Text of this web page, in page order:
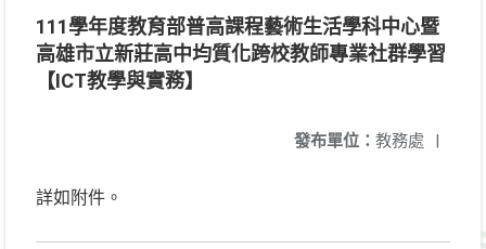
111學年度教育部普高課程藝術生活學科中心暨
高雄市立新莊高中均質化跨校教師專業社群學習
【ICT教學與實務】
發布單位： 教務處 |
詳如附件。